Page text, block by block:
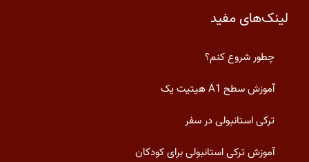
لینک‌های مفید
چطور شروع کنم؟
آموزش سطح A1 هیتیت یک
ترکی استانبولی در سفر
آموزش ترکی استانبولی برای کودکان